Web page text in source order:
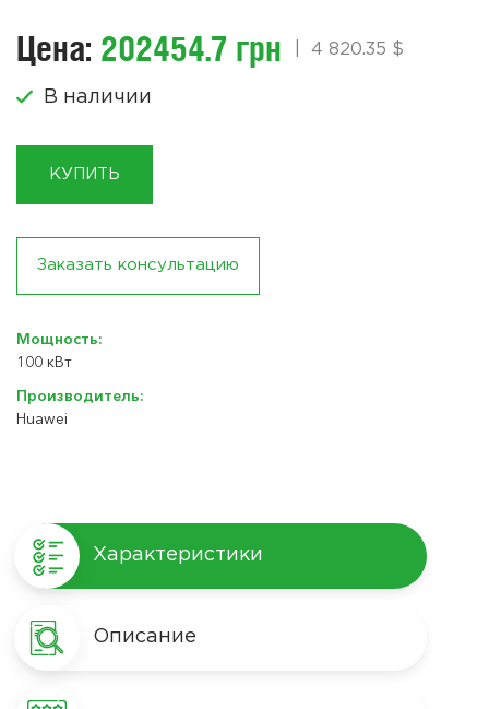
Цена: 202454.7 грн 4 820.35 $
В наличии
КУПИТЬ
Заказать консультацию
Мощность:
100 кВт
Производитель:
Huawei
Характеристики
Описание